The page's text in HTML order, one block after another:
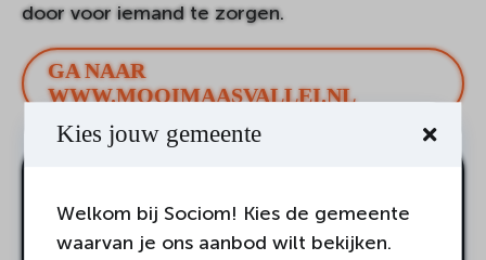
door voor iemand te zorgen.
GA NAAR
WWW.MOOIMAASVALLEI.NL
Kies jouw gemeente
Welkom bij Sociom! Kies de gemeente
waarvan je ons aanbod wilt bekijken.